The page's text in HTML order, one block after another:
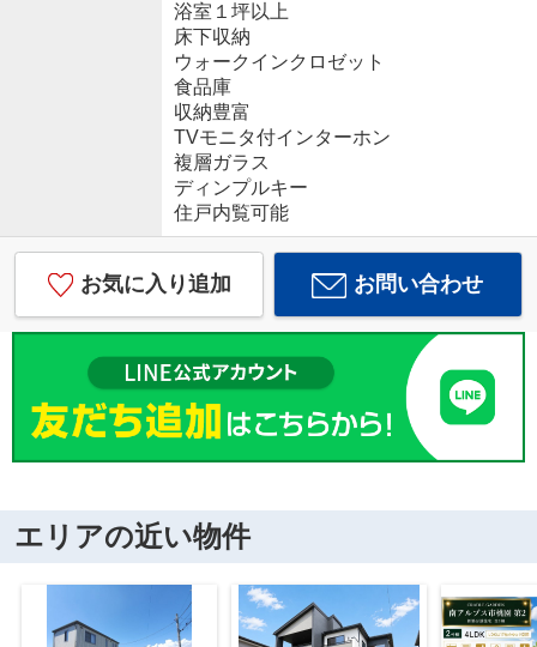
浴室１坪以上
床下収納
ウォークインクロゼット
食品庫
収納豊富
TVモニタ付インターホン
複層ガラス
ディンプルキー
住戸内覧可能
お気に入り追加 お問い合わせ
エリアの近い物件